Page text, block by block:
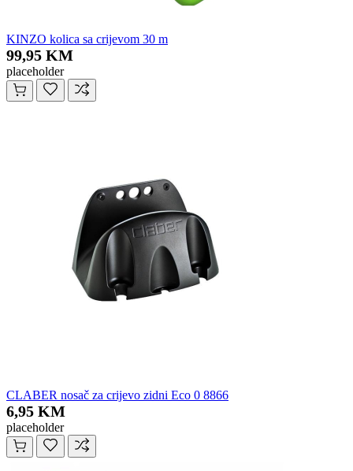
KINZO kolica sa crijevom 30 m
99,95 KM
placeholder
CLABER nosač za crijevo zidni Eco 0 8866
6,95 KM
placeholder